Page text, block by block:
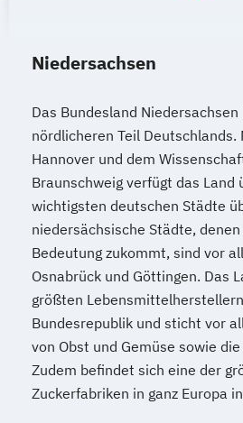
Niedersachsen
Das Bundesland
nördlicheren Teil
Hannover und dem
Braunschweig verfügt das Land
wichtigsten deutschen Städte
niedersächsische Städte,
Bedeutung zukommt, sind vor
Osnabrück und Göttingen. Das
größten
Bundesrepublik und sticht vor
von Obst und Gemüse sowie
Zudem befindet sich eine der
Zuckerfabriken in ganz Europa